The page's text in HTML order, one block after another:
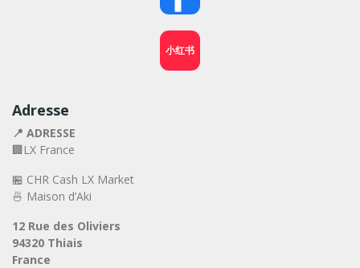
小红书
Adresse
📍 ADRESSE
🏢LX France
🏪 CHR Cash LX Market
🍜 Maison d’Aki
12 Rue des Oliviers
94320 Thiais
France